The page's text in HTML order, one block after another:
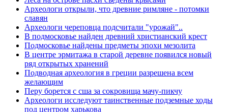
Археологи открыли, что древние римляне - потомки
славян
Археологи череповца подсчитали "урожай"..
В подмосковье найден древний христианский крест
Подмосковье найдены предметы эпохи мезолита
В центре эрмитажа в старой деревне появился новый
ряд открытых хранений
Подводная археология в греции разрешена всем
желающим
Перу борется с сша за сокровища мачу-пикчу
Археологи исследуют таинственные подземные ходы
под центром харькова